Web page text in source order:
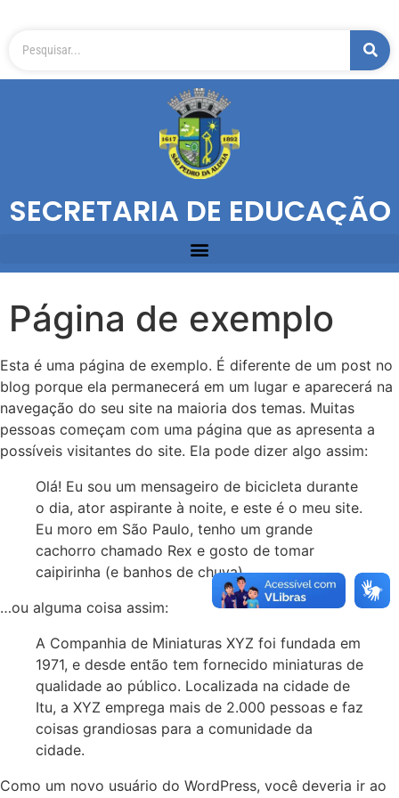
SECRETARIA DE EDUCAÇÃO
Página de exemplo
Esta é uma página de exemplo. É diferente de um post no
blog porque ela permanecerá em um lugar e aparecerá na
navegação do seu site na maioria dos temas. Muitas
pessoas começam com uma página que as apresenta a
possíveis visitantes do site. Ela pode dizer algo assim:
Olá! Eu sou um mensageiro de bicicleta durante
o dia, ator aspirante à noite, e este é o meu site.
Eu moro em São Paulo, tenho um grande
cachorro chamado Rex e gosto de tomar
caipirinha (e banhos de chuva).
…ou alguma coisa assim:
A Companhia de Miniaturas XYZ foi fundada em
1971, e desde então tem fornecido miniaturas de
qualidade ao público. Localizada na cidade de
Itu, a XYZ emprega mais de 2.000 pessoas e faz
coisas grandiosas para a comunidade da
cidade.
Como um novo usuário do WordPress, você deveria ir ao